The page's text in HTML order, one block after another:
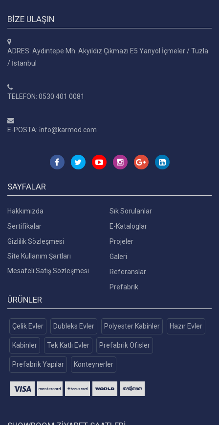
BIZE ULAŞIN
ADRES: Aydıntepe Mh. Akyıldız Çıkmazı E5 Yanyol İçmeler / Tuzla
/ İstanbul
TELEFON: 0530 401 0081
E-POSTA: i̇nfo@karmod.com
SAYFALAR
Hakkımızda
Sertifikalar
Gizlilik Sözleşmesi
Site Kullanım Şartları
Mesafeli Satış Sözleşmesi
Sık Sorulanlar
E-Kataloglar
Projeler
Galeri
Referanslar
Prefabrik
ÜRÜNLER
Çelik Evler Dubleks Evler Polyester Kabinler Hazır Evler
Kabinler Tek Katlı Evler Prefabrik Ofisler
Prefabrik Yapılar Konteynerler